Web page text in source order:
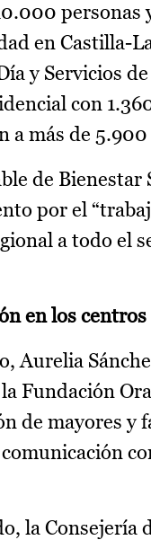
personas
en Castilla-
y Servicios
con
a más de
de
por el
a todo el
en los
Aurelia
Fundación
de mayores y
la Consejería